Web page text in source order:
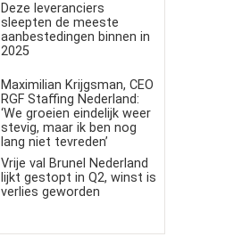
Deze leveranciers
sleepten de meeste
aanbestedingen binnen in
2025
Maximilian Krijgsman, CEO
RGF Staffing Nederland:
‘We groeien eindelijk weer
stevig, maar ik ben nog
lang niet tevreden’
Vrije val Brunel Nederland
lijkt gestopt in Q2, winst is
verlies geworden